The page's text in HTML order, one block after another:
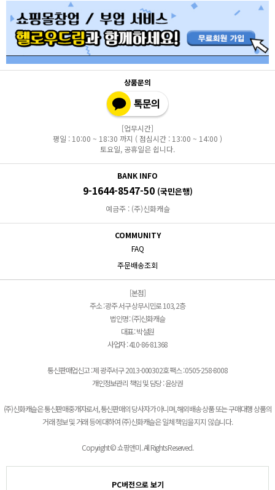
상품문의
[업무시간]
평일 : 10:00 ~ 18:30 까지 ( 점심시간 : 13:00 ~ 14:00 )
토요일, 공휴일은 쉽니다.
BANK INFO
9-1644-8547-50 (국민은행)
예금주 : (주)신화캐슬
COMMUNITY
FAQ
주문배송조회
[본점]
주소 : 광주 서구 상무시민로 103, 2층
법인명 : (주)신화캐슬
대표 : 박설원
사업자 : 410-86-81368
통신판매업신고 : 제 광주서구 2013-000302호 팩스 : 0505-258-8008
개인정보관리 책임 및 담당 : 윤상권
(주)신화캐슬은 통신판매중개자로서, 통신판매의 당사자가 아니며, 해외배송 상품 또는 구매대행 상품의
거래 정보 및 거래 등에 대하여 (주)신화캐슬은 일체 책임을 지지 않습니다.
Copyright © 쇼핑앤미. All Rights Reserved.
PC버전으로 보기